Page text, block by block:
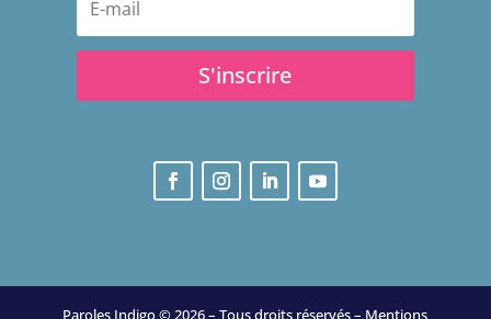
S'inscrire
Paroles Indigo © 2026 – Tous droits réservés – Mentions